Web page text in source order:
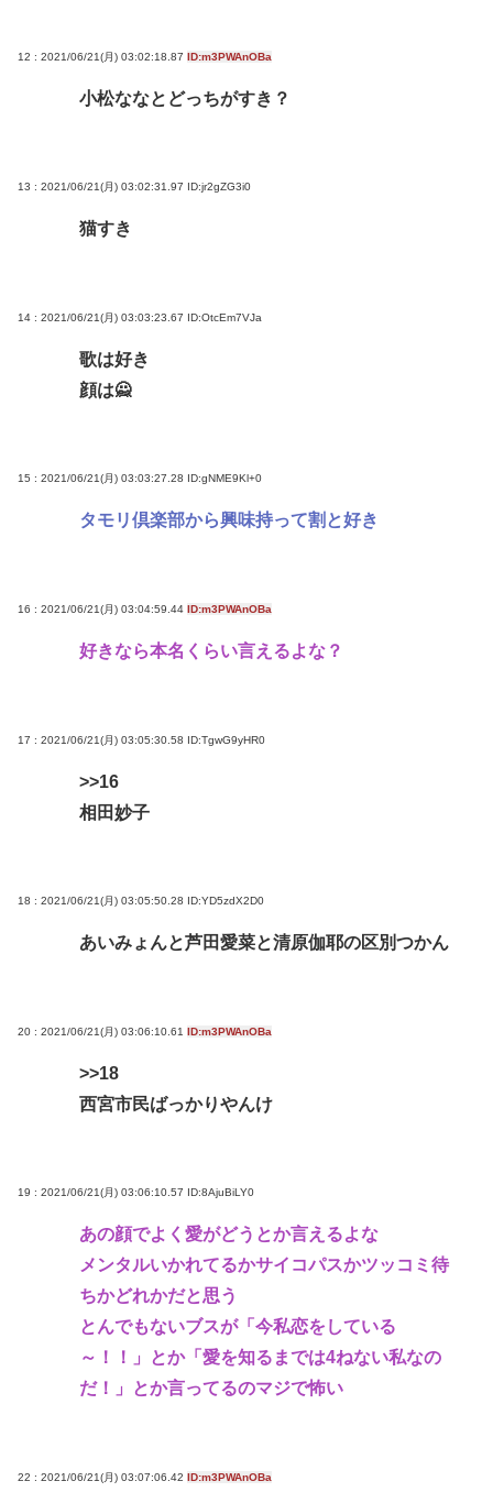
12 : 2021/06/21(月) 03:02:18.87 ID:m3PWAnOBa
小松ななとどっちがすき？
13 : 2021/06/21(月) 03:02:31.97 ID:jr2gZG3i0
猫すき
14 : 2021/06/21(月) 03:03:23.67 ID:OtcEm7VJa
歌は好き
顔は🙅
15 : 2021/06/21(月) 03:03:27.28 ID:gNME9Kl+0
タモリ倶楽部から興味持って割と好き
16 : 2021/06/21(月) 03:04:59.44 ID:m3PWAnOBa
好きなら本名くらい言えるよな？
17 : 2021/06/21(月) 03:05:30.58 ID:TgwG9yHR0
>>16
相田妙子
18 : 2021/06/21(月) 03:05:50.28 ID:YD5zdX2D0
あいみょんと芦田愛菜と清原伽耶の区別つかん
20 : 2021/06/21(月) 03:06:10.61 ID:m3PWAnOBa
>>18
西宮市民ばっかりやんけ
19 : 2021/06/21(月) 03:06:10.57 ID:8AjuBiLY0
あの顔でよく愛がどうとか言えるよな
メンタルいかれてるかサイコパスかツッコミ待
ちかどれかだと思う
とんでもないブスが「今私恋をしている
～！！」とか「愛を知るまでは4ねない私なの
だ！」とか言ってるのマジで怖い
22 : 2021/06/21(月) 03:07:06.42 ID:m3PWAnOBa